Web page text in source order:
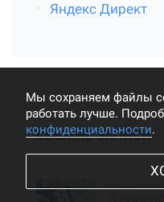
Яндекс Директ
СВЕЖИЕ ЗАПИСИ
Мы cохраняем файлы
работать лучше.
конфиденциальности.